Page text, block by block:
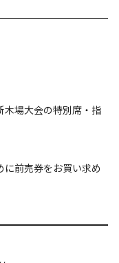
木場大会の特別席・指
前売券をお買い求め